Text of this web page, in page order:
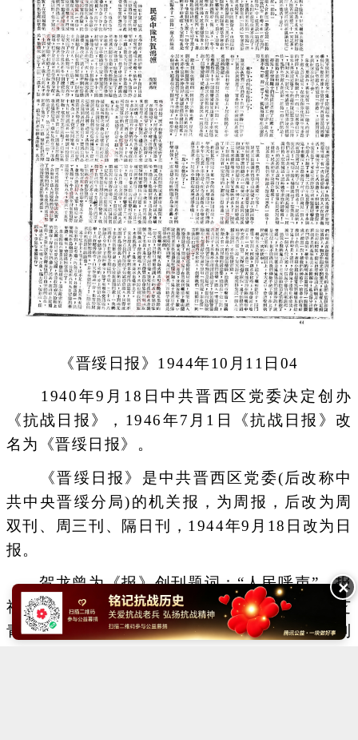
《晋绥日报》1944年10月11日04
1940年9月18日中共晋西区党委决定创办
《抗战日报》，1946年7月1日《抗战日报》改
名为《晋绥日报》。
《晋绥日报》是中共晋西区党委(后改称中
共中央晋绥分局)的机关报，为周报，后改为周
双刊、周三刊、隔日刊，1944年9月18日改为日
报。
贺龙曾为《报》创刊题词：“人民呼声”。报
社先后由赵石宾、廖井丹、周文、郝德青、常芝
青(常守廉)等担任社长和总编辑。报社从创刊到
✕